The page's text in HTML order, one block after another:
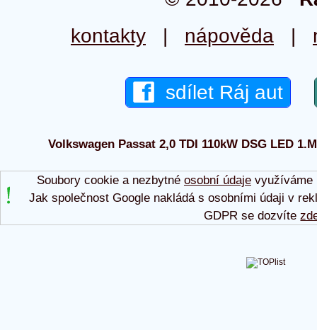
kontakty | nápověda |
sdílet Ráj aut
Volkswagen Passat 2,0 TDI 110kW DSG LED
Soubory cookie a nezbytné osobní údajevyužíváme
Jak společnost Google nakládá s osobními údaji v
GDPR se dozvíte